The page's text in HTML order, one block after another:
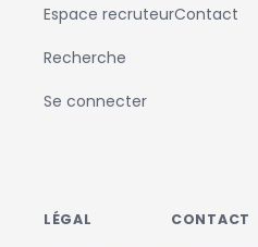
Espace recruteur
Recherche
Se connecter
Contact
LÉGAL CONTACT